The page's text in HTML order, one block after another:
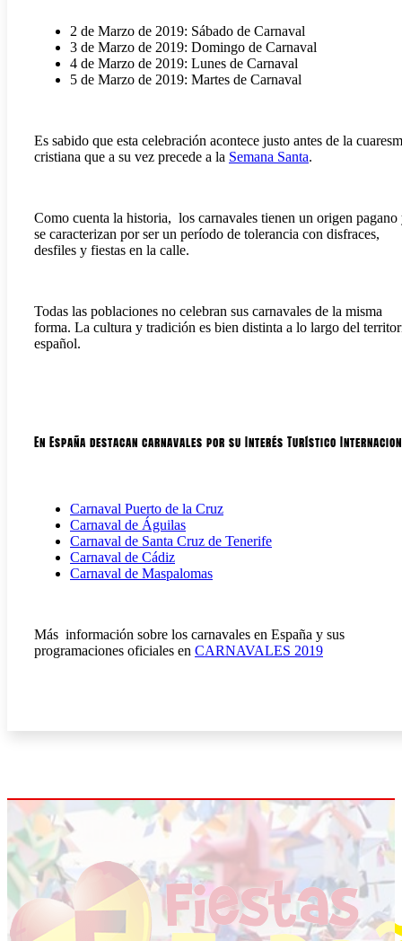
2 de Marzo de 2019: Sábado de Carnaval
3 de Marzo de 2019: Domingo de Carnaval
4 de Marzo de 2019: Lunes de Carnaval
5 de Marzo de 2019: Martes de Carnaval
Es sabido que esta celebración acontece justo antes de la
cristiana que a su vez precede a la Semana Santa.
Como cuenta la historia, los carnavales tienen un origen pagano
se caracterizan por ser un período de tolerancia con disfraces,
desfiles y fiestas en la calle.
Todas las poblaciones no celebran sus carnavales de la misma
forma. La cultura y tradición es bien distinta a lo largo del
español.
En España destacan carnavales por su Interés Turístico
Carnaval Puerto de la Cruz
Carnaval de Águilas
Carnaval de Santa Cruz de Tenerife
Carnaval de Cádiz
Carnaval de Maspalomas
Más información sobre los carnavales en España y sus
programaciones oficiales en CARNAVALES 2019